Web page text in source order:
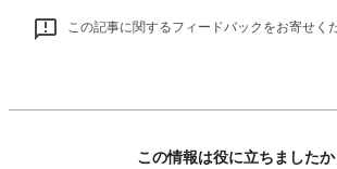
この記事に関するフィードバックをお寄せく
この情報は役に立ちましたか